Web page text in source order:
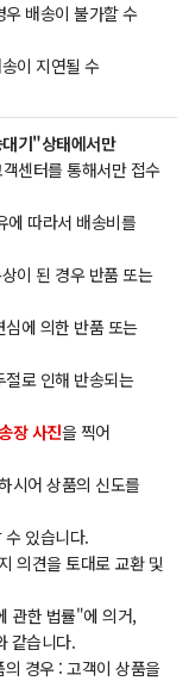
배송이 불가할 수
이 지연될 수
기"상태에서만
센터를 통해서만 접수
에 따라서 배송비를
이 된 경우 반품 또는
에 의한 반품 또는
로 인해 반송되는
장 사진을 찍어
시어 상품의 신도를
있습니다.
의견을 토대로 교환 및
관한 법률"에 의거,
같습니다.
경우 : 고객이 상품을